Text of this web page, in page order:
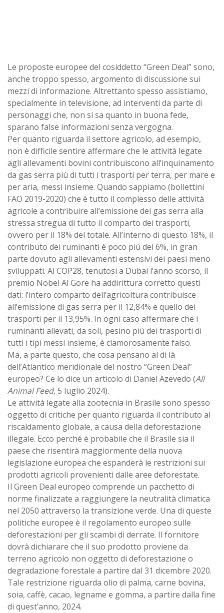
Le proposte europee del cosiddetto “Green Deal” sono,
anche troppo spesso, argomento di discussione sui
mezzi di informazione. Altrettanto spesso assistiamo,
specialmente in televisione, ad interventi da parte di
personaggi che, non si sa quanto in buona fede,
sparano false informazioni senza vergogna.
Per quanto riguarda il settore agricolo, ad esempio,
non è difficile sentire affermare che le attività legate
agli allevamenti bovini contribuiscono all’inquinamento
da gas serra più di tutti i trasporti per terra, per mare e
per aria, messi insieme. Quando sappiamo (bollettini
FAO 2019-2020) che è tutto il complesso delle attività
agricole a contribuire all’emissione dei gas serra alla
stressa stregua di tutto il comparto dei trasporti,
ovvero per il 18% del totale. All’interno di questo 18%, il
contributo dei ruminanti è poco più del 6%, in gran
parte dovuto agli allevamenti estensivi dei paesi meno
sviluppati. Al COP28, tenutosi a Dubai l’anno scorso, il
premio Nobel Al Gore ha addirittura corretto questi
dati: l’intero comparto dell’agricoltura contribuisce
all’emissione di gas serra per il 12,84% e quello dei
trasporti per il 13,95%. In ogni caso affermare che i
ruminanti allevati, da soli, pesino più dei trasporti di
tutti i tipi messi insieme, è clamorosamente falso.
Ma, a parte questo, che cosa pensano al di là
dell’Atlantico meridionale del nostro “Green Deal”
europeo? Ce lo dice un articolo di Daniel Azevedo (All
Animal Feed, 5 luglio 2024).
Le attività legate alla zootecnia in Brasile sono spesso
oggetto di critiche per quanto riguarda il contributo al
riscaldamento globale, a causa della deforestazione
illegale. Ecco perché è probabile che il Brasile sia il
paese che risentirà maggiormente della nuova
legislazione europea che espanderà le restrizioni sui
prodotti agricoli provenienti dalle aree deforestate.
Il Green Deal europeo comprende un pacchetto di
norme finalizzate a raggiungere la neutralità climatica
nel 2050 attraverso la transizione verde. Una di queste
politiche europee è il regolamento europeo sulle
deforestazioni per gli scambi di derrate. Il fornitore
dovrà dichiarare che il suo prodotto proviene da
terreno agricolo non oggetto di deforestazione o
degradazione forestale a partire dal 31 dicembre 2020.
Tale restrizione riguarda olio di palma, carne bovina,
soia, caffè, cacao, legname e gomma, a partire dalla fine
di quest’anno, 2024.